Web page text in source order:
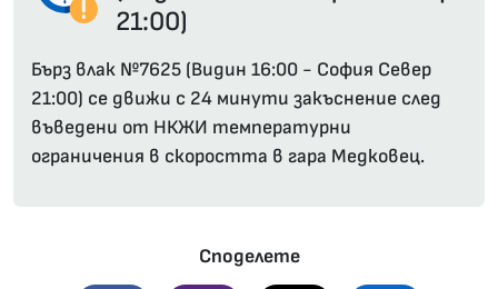
21:00)
Бърз влак №7625 (Видин 16:00 - София Север
21:00) се движи с 24 минути закъснение след
въведени от НКЖИ температурни
ограничения в скоростта в гара Медковец.
Споделете